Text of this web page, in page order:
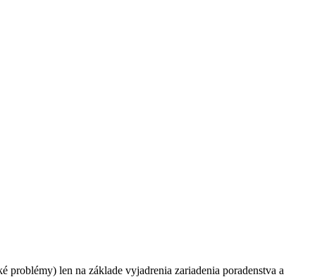
len na základe vyjadrenia zariadenia poradenstva a